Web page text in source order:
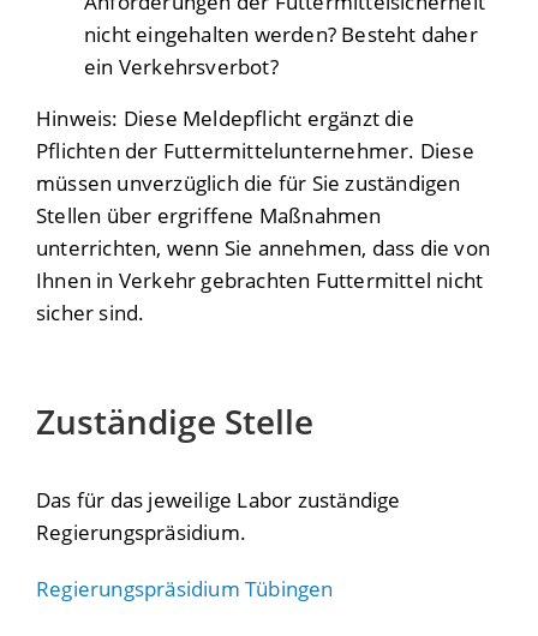
nicht eingehalten werden? Besteht daher
ein Verkehrsverbot?
Hinweis: Diese Meldepflicht ergänzt die
Pflichten der Futtermittelunternehmer. Diese
müssen unverzüglich die für Sie zuständigen
Stellen über ergriffene Maßnahmen
unterrichten, wenn Sie annehmen, dass die von
Ihnen in Verkehr gebrachten Futtermittel nicht
sicher sind.
Zuständige Stelle
Das für das jeweilige Labor zuständige
Regierungspräsidium.
Regierungspräsidium Tübingen